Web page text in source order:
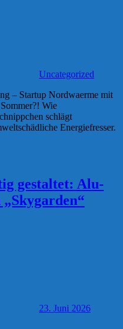
Uncategorized
– Startup Nordwaerme mit
Wie
schlägt
Energiefresser.
gestaltet: Alu-
23. Juni 2026